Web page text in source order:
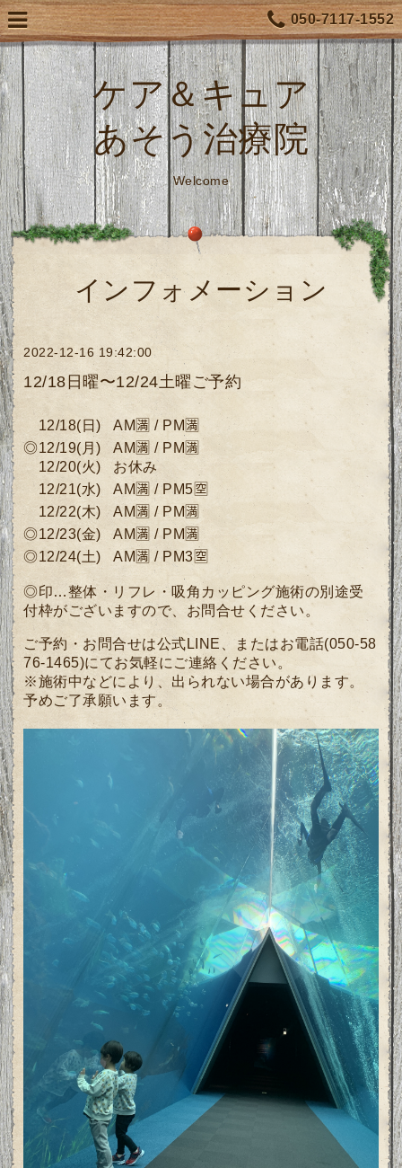
050-7117-1552
ケア＆キュア
あそう治療院
Welcome
インフォメーション
2022-12-16 19:42:00
12/18日曜〜12/24土曜ご予約
12/18(日)AM🈵 / PM🈵
◎12/19(月)AM🈵 / PM🈵
12/20(火) お休み
12/21(水)
AM🈵 / PM5🈳
12/22(木)AM🈵 / PM🈵
◎12/23(金)AM🈵 / PM🈵
◎12/24(土)AM🈵 / PM3🈳
◎印…整体・リフレ・吸角カッピング施術の別途受
付枠がございますので、 お問合せください。
ご予約・お問合せは公式LINE、またはお電話(050-58
76-1465)にてお気軽にご連絡ください。
※施術中などにより、出られない場合があります。
予めご了承願います。